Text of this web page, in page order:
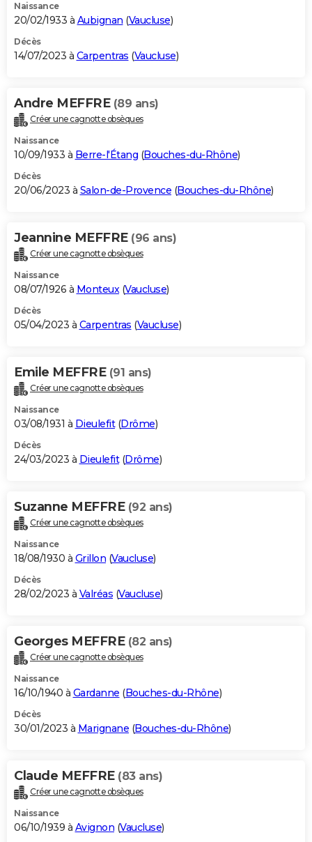
Naissance
20/02/1933 à Aubignan (Vaucluse)
Décès
14/07/2023 à Carpentras (Vaucluse)
Andre MEFFRE (89 ans)
Créer une cagnotte obsèques
Naissance
10/09/1933 à Berre-l'Étang (Bouches-du-Rhône)
Décès
20/06/2023 à Salon-de-Provence (Bouches-du-Rhône)
Jeannine MEFFRE (96 ans)
Créer une cagnotte obsèques
Naissance
08/07/1926 à Monteux(Vaucluse)
Décès
05/04/2023 à Carpentras (Vaucluse)
Emile MEFFRE (91 ans)
Créer une cagnotte obsèques
Naissance
03/08/1931 à Dieulefit(Drôme)
Décès
24/03/2023 à Dieulefit(Drôme)
Suzanne MEFFRE (92 ans)
Créer une cagnotte obsèques
Naissance
18/08/1930 à Grillon (Vaucluse)
Décès
28/02/2023 à Valréas (Vaucluse)
Georges MEFFRE (82 ans)
Créer une cagnotte obsèques
Naissance
16/10/1940 à Gardanne (Bouches-du-Rhône)
Décès
30/01/2023 à Marignane (Bouches-du-Rhône)
Claude MEFFRE (83 ans)
Créer une cagnotte obsèques
Naissance
06/10/1939 à Avignon (Vaucluse)